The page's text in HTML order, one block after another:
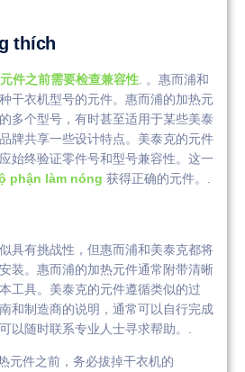
thích
件之前需要检查兼容性 . 。惠而浦和
干衣机型号的元件。惠而浦的加热元
多个型号，有时甚至适用于某些美泰
牌共享一些设计特点。美泰克的元件
始终验证零件号和型号兼容性。这一
phận làm nóng 获得正确的元件。.
具有挑战性，但惠而浦和美泰克都将
装。惠而浦的加热元件通常附带清晰
工具。美泰克的元件遵循类似的过
和制造商的说明，通常可以自行完成
以随时联系专业人士寻求帮助。.
元件之前，务必拔掉干衣机的